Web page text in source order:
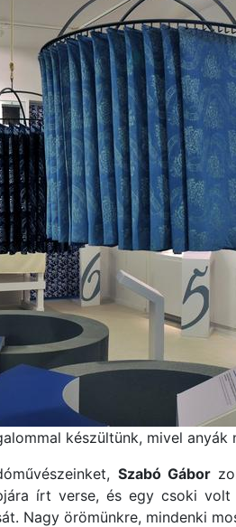
készültünk, mivel
Szabó Gábor
írt verse, és egy csoki
Nagy örömünkre, mindenki